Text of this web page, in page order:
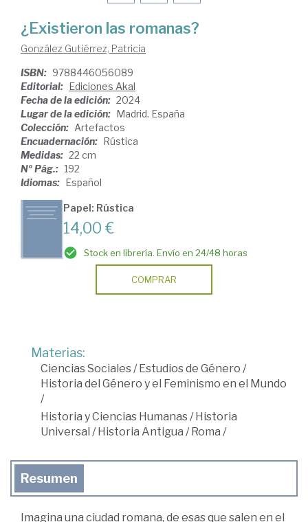
¿Existieron las romanas?
González Gutiérrez, Patricia
ISBN: 9788446056089
Editorial: Ediciones Akal
Fecha de la edición: 2024
Lugar de la edición: Madrid. España
Colección: Artefactos
Encuadernación: Rústica
Medidas: 22 cm
Nº Pág.: 192
Idiomas: Español
Papel: Rústica
14,00 €
Stock en librería. Envío en 24/48 horas
COMPRAR
Materias:
Ciencias Sociales/Estudios de Género /
Historia del Género y el Feminismo en el Mundo
/
Historia y Ciencias Humanas/Historia
Universal /Historia Antigua /Roma /
Resumen
Imagina una ciudad romana, de esas que salen en el